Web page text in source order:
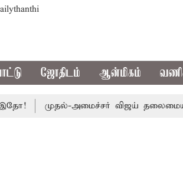
ஜோதிடம் ஆன்மிகம்
முதல்-அமைச்சர் விஜய் தலைமையில்